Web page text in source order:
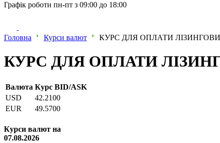
Графік роботи пн-пт з 09:00 до 18:00
Головна Курси валют КУРС ДЛЯ ОПЛАТИ
КУРС ДЛЯ ОПЛАТИ
Валюта Курс BID/ASK
USD
42.2100
EUR
49.5700
Курси валют на
07.08.2026